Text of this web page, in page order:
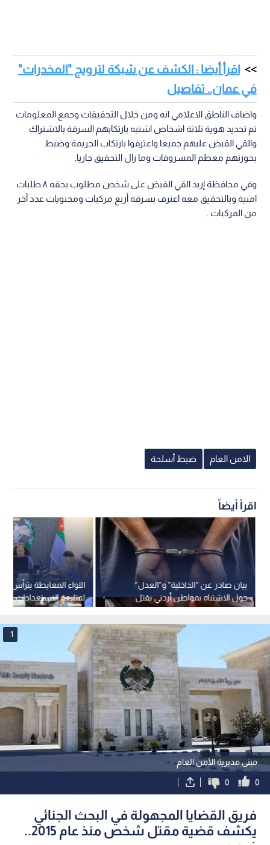
اقرأ أيضا : الكشف عن شبكة لترويج "المخدرات"
في عمان.. تفاصيل
واضاف الناطق الاعلامي انه ومن خلال التحقيقات وجمع المعلومات
تم تحديد هوية ثلاثة اشخاص اشتبه بارتكابهم السرقة بالاشتراك
والقي القبض عليهم جميعا واعترفوا بارتكاب الجريمة وضبط
بحوزتهم معظم المسروقات وما زال التحقيق جاريا.
وفي محافظة إربد القي القبض على شخص مطلوب بحقه ٨ طلبات
امنية وبالتحقيق معه اعترف بسرقة أربع مركبات ومحتويات عدد آخر
من المركبات .
الامن العام ضبط أسلحة
اقرأ أيضاً
اللواء المعايطة يترأس
لمتابعة الاستعدادات
في دورته الأربعين
بيان صادر عن "الداخلية" و"العدل"
حول الاشتباه بمواطن أردني بقتل
مواطنة أمريكية في إيرلندا
مبنى مديرية الأمن العام
1
0
0
فريق القضايا المجهولة في البحث الجنائي
يكشف قضية مقتل شخص منذ عام 2015..